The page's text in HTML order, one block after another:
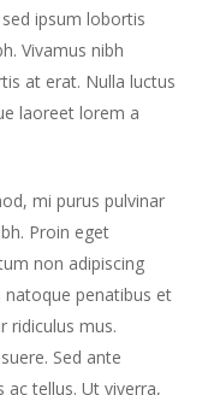
ipsum lobortis
Vivamus nibh
at erat. Nulla luctus
laoreet lorem a
mi purus pulvinar
Proin eget
non adipiscing
natoque penatibus et
ridiculus mus.
Sed ante
tellus. Ut viverra,